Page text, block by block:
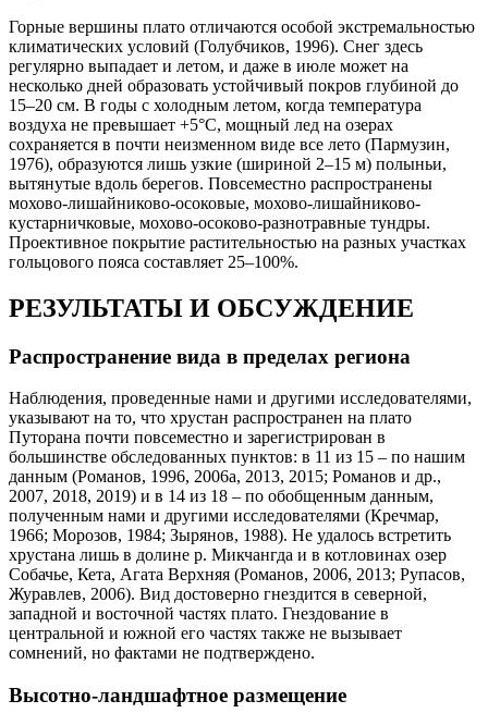
Горные вершины плато отличаются особой экстремальностью
климатических условий (Голубчиков, 1996). Снег здесь
регулярно выпадает и летом, и даже в июле может на
несколько дней образовать устойчивый покров глубиной до
15–20 см. В годы с холодным летом, когда температура
воздуха не превышает +5°С, мощный лед на озерах
сохраняется в почти неизменном виде все лето (Пармузин,
1976), образуются лишь узкие (шириной 2–15 м) полыньи,
вытянутые вдоль берегов. Повсеместно распространены
мохово-лишайниково-осоковые, мохово-лишайниково-
кустарничковые, мохово-осоково-разнотравные тундры.
Проективное покрытие растительностью на разных участках
гольцового пояса составляет 25–100%.
РЕЗУЛЬТАТЫ И ОБСУЖДЕНИЕ
Распространение вида в пределах региона
Наблюдения, проведенные нами и другими исследователями,
указывают на то, что хрустан распространен на плато
Путорана почти повсеместно и зарегистрирован в
большинстве обследованных пунктов: в 11 из 15 – по нашим
данным (Романов, 1996, 2006а, 2013, 2015; Романов и др.,
2007, 2018, 2019) и в 14 из 18 – по обобщенным данным,
полученным нами и другими исследователями (Кречмар,
1966; Морозов, 1984; Зырянов, 1988). Не удалось встретить
хрустана лишь в долине р. Микчангда и в котловинах озер
Собачье, Кета, Агата Верхняя (Романов, 2006, 2013; Рупасов,
Журавлев, 2006). Вид достоверно гнездится в северной,
западной и восточной частях плато. Гнездование в
центральной и южной его частях также не вызывает
сомнений, но фактами не подтверждено.
Высотно-ландшафтное размещение